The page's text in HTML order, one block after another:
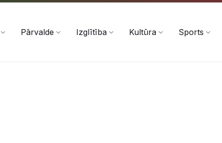
Pārvalde Izglītība Kultūra Sports